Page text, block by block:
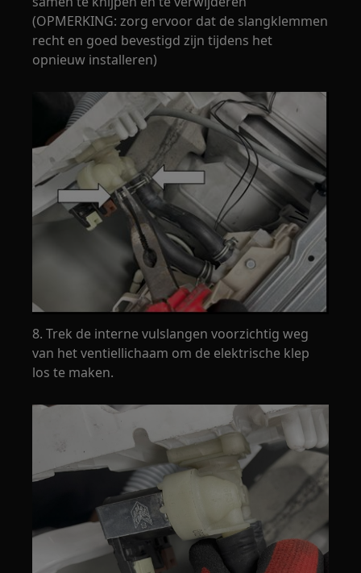
(OPMERKING: zorg ervoor dat de slangklemmen
recht en goed bevestigd zijn tijdens het
opnieuw installeren)
8. Trek de interne vulslangen voorzichtig weg
van het ventiellichaam om de elektrische klep
los te maken.